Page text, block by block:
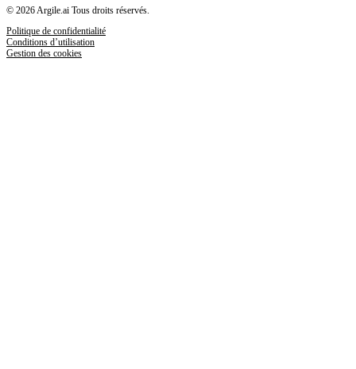
© 2026 Argile.ai Tous droits réservés.
Politique de confidentialité
Conditions d’utilisation
Gestion des cookies